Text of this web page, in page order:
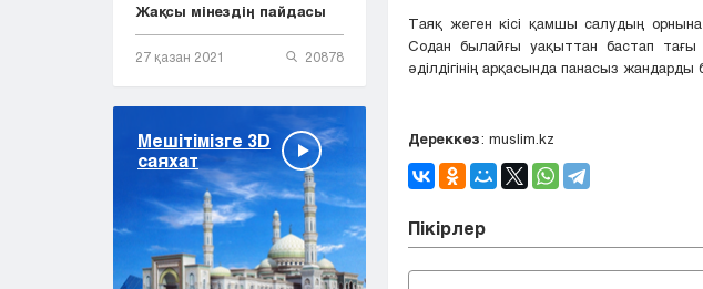
Жақсы мінездің пайдасы
27 қазан 2021 20878
Мешітімізге 3D
саяхат
Таяқ жеген кісі қамшы салудың
Содан былайғы уақыттан бастап
әділдігінің арқасында панасыз
Дереккөз: muslim.kz
Пікірлер